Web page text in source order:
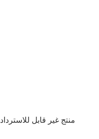
منتج غير قابل للاسترداد